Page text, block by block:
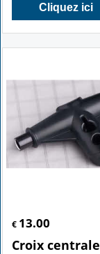
Cliquez ici
€ 13.00
Croix centrale